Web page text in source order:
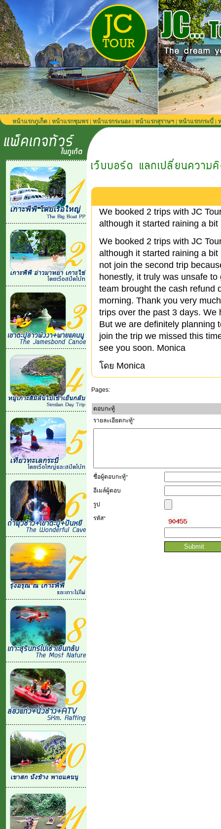
หน้าแรกภูเก็ต | หน้าแรกชุมพร| หน้าแรกระนอง | หน้าแรกสุราษฯ | หน้าแรกกระบี่ |
We booked 2 trips with JC
although it started raining a
We booked 2 trips with JC
although it started raining a
not join the second trip
honestly, it truly was unsafe
team brought the cash refund
morning. Thank you very
trips over the past 3 days. We
But we are definitely planning
join the trip we missed this
see you soon. Monica
โดย Monica
Pages:
ตอบกะทู้
รายละเอียดกะทู้*
ชื่อผู้ตอบกะทู้*
อีเมล์ผู้ตอบ
รูป
รหัส*